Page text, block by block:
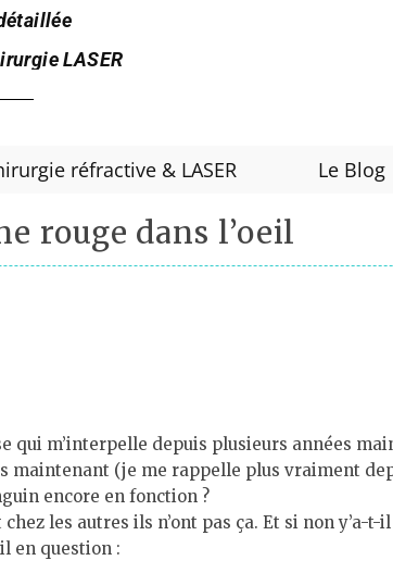
LASER
réfractive & LASER Le Blog
rouge dans l’oeil
qui m’interpelle depuis plusieurs années
maintenant (je me rappelle plus vraiment
encore en fonction ?
les autres ils n’ont pas ça. Et si non y’a-t-
en question :